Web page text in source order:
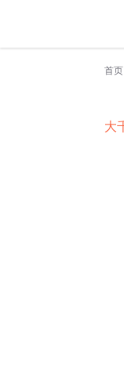
首页
大